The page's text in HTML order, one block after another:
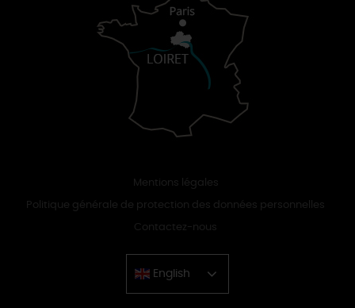
Mentions légales
Politique générale de protection des données personnelles
Contactez-nous
English
Chinese